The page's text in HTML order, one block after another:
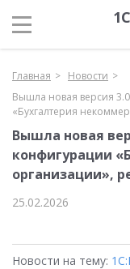
Главная
Новости
Вышла новая версия
«Бухгалтерия
Вышла новая
конфигурации
организации»,
25.02.2026
Новости на тему: